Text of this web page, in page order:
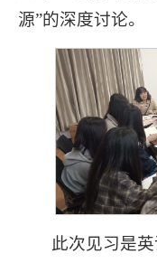
源”的深度讨论。
此次见习是